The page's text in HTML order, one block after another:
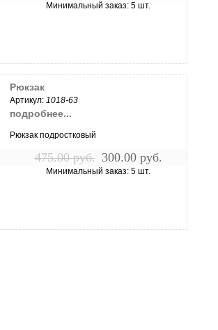
Минимальный заказ: 5 шт.
Рюкзак
Артикул: 1018-63
подробнее...
Рюкзак подростковый
475.00 руб. 300.00 руб.
Минимальный заказ: 5 шт.